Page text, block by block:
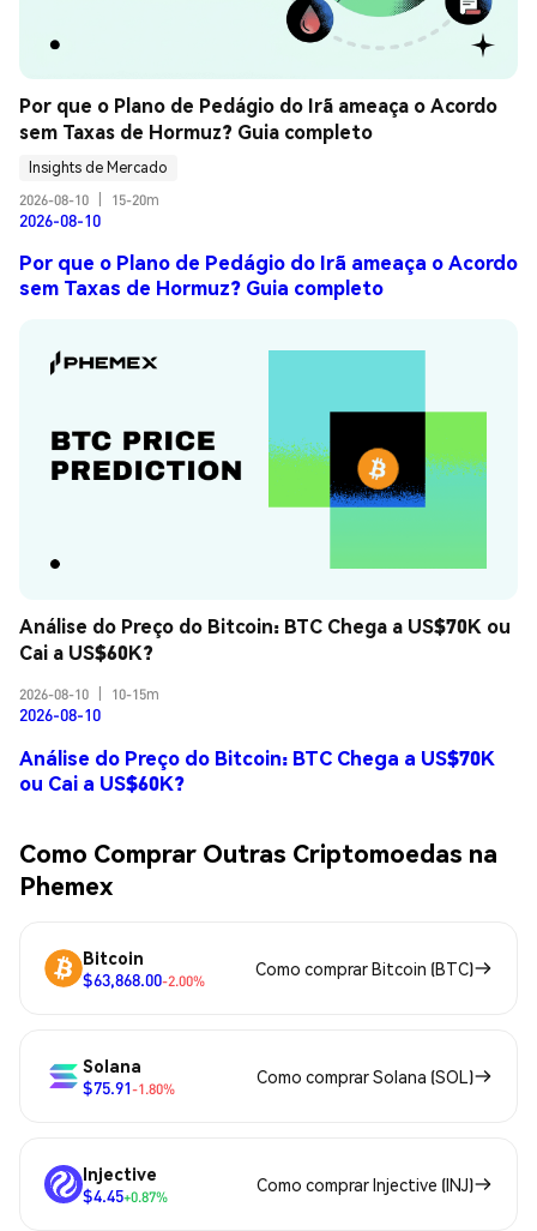
Por que o Plano de Pedágio do Irã ameaça o Acordo
sem Taxas de Hormuz? Guia completo
Insights de Mercado
2026-08-10
15-20m
2026-08-10
Por que o Plano de Pedágio do Irã ameaça o Acordo
sem Taxas de Hormuz? Guia completo
Análise do Preço do Bitcoin: BTC Chega a US$70K ou
Cai a US$60K?
2026-08-10 10-15m
2026-08-10
Análise do Preço do Bitcoin: BTC Chega a US$70K
ou Cai a US$60K?
Como Comprar Outras Criptomoedas na
Phemex
Bitcoin
$63,868.00-2.00%
Como comprar Bitcoin (BTC)
Solana
$75.91-1.80%
Como comprar Solana (SOL)
Injective
$4.45+0.87%
Como comprar Injective (INJ)